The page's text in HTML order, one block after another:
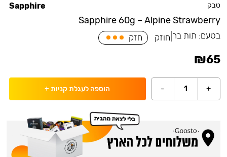
טבק
Sapphire 60g – Alpine Strawberry
Sapphire
בטעם: תות בר חוזק חזק
₪65
+
1
- הוספה לעגלת קניות +